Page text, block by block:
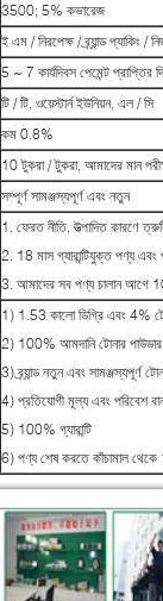
3500; 5% কভারেজ
ই এম / নিরপেক্ষ / ব্র্যান্ড প্যাকিং /
5 ~ 7 কার্যদিবস পেমেন্ট প্রাপ্তির
টি / টি, ওয়েস্টার্ন ইউনিয়ন, এল / সি
কম 0.8%
10 টুকরা / টুকরা, আমাদের মান
সম্পূর্ণ সামঞ্জস্যপূর্ণ এবং নতুন
1. ফেরত নীতি, উত্পাদিত কারণে
2. 18 মাস গ্যারান্টিযুক্ত পণ্য এবং
3. আমাদের সব পণ্য চালান আগে
1) 1.53 কালো ডিগ্রি এবং 4%
2) 100% আমদানি টোনার পাউডার
3) ব্র্যান্ড নতুন এবং সামঞ্জস্যপূর্ণ
4) প্রতিযোগী মূল্য এবং পরিবেশ
5) 100% গ্যারান্টি
6) পণ্য শেষ করতে কাঁচামাল